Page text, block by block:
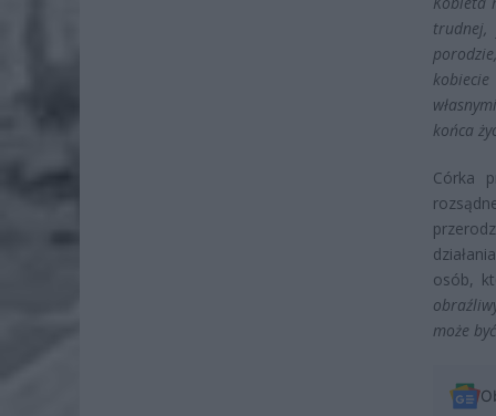
końca
Córka
osób,
może